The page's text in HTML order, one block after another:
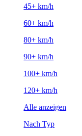
45+ km/h
60+ km/h
80+ km/h
90+ km/h
100+ km/h
120+ km/h
Alle anzeigen
Nach Typ